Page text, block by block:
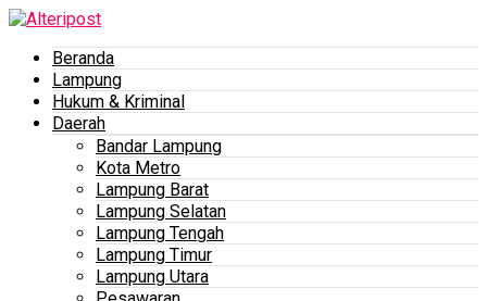
Beranda
Lampung
Hukum & Kriminal
Daerah
Bandar Lampung
Kota Metro
Lampung Barat
Lampung Selatan
Lampung Tengah
Lampung Timur
Lampung Utara